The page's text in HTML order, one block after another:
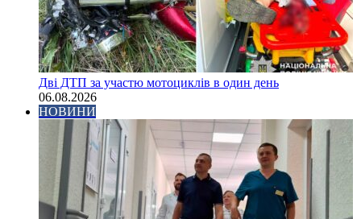
Дві ДТП за участю мотоциклів в один день
06.08.2026
НОВИНИ